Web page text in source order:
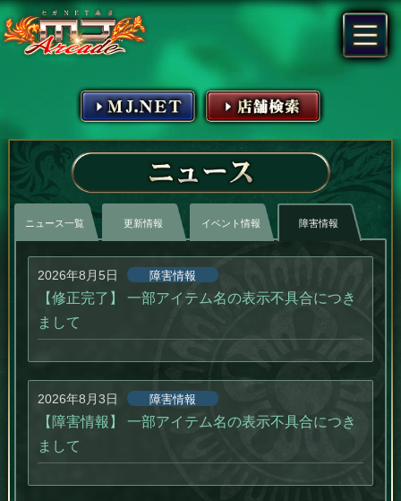
MJ.NET
ニュース
ニュース一覧 更新情報 イベント情報 障害情報
2026年8月5日 障害情報
【修正完了】 一部アイテム名の表示不具合につき
まして
2026年8月3日 障害情報
【障害情報】 一部アイテム名の表示不具合につき
まして